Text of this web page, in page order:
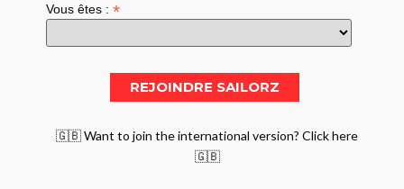
Vous êtes :*
🇬🇧 Want to join the international version? Click here
🇬🇧